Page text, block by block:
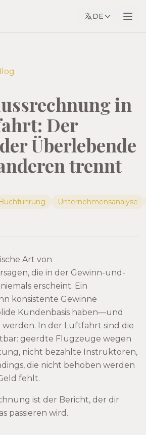
DE
in
Der
Überlebende
trennt
Buchführung Unternehmensanalyse
Art von
die in der Gewinn-und-
erscheint. Ein
konsistente Gewinne
Kundenbasis haben—und
In der Luftfahrt sind die
geerdte Flugzeuge wegen
nicht bezahlte Instruktoren,
die nicht behoben werden
fehlt.
ist der Bericht, der dir
passieren wird.